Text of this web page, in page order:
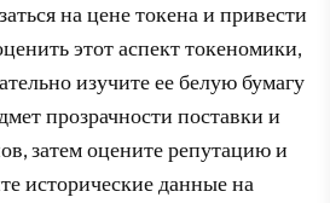
на цене токена и привести
этот аспект токеномики,
изучите ее белую бумагу
прозрачности поставки и
затем оцените репутацию и
исторические данные на